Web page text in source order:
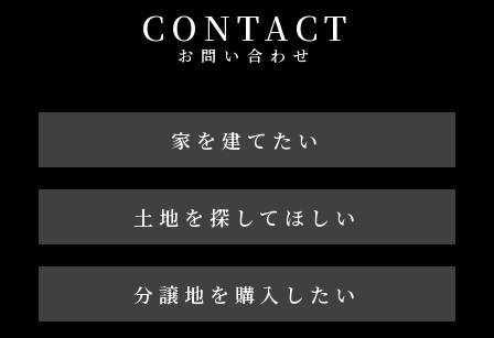
CONTACT
お問い合わせ
家を建てたい
土地を探してほしい
分譲地を購入したい